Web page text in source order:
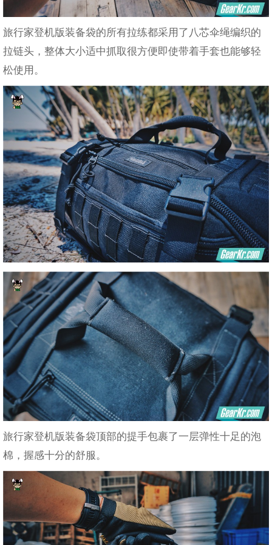
旅行家登机版装备袋的所有拉练都采用了八芯伞绳编织的
拉链头，整体大小适中抓取很方便即使带着手套也能够轻
松使用。
旅行家登机版装备袋顶部的提手包裹了一层弹性十足的泡
棉，握感十分的舒服。